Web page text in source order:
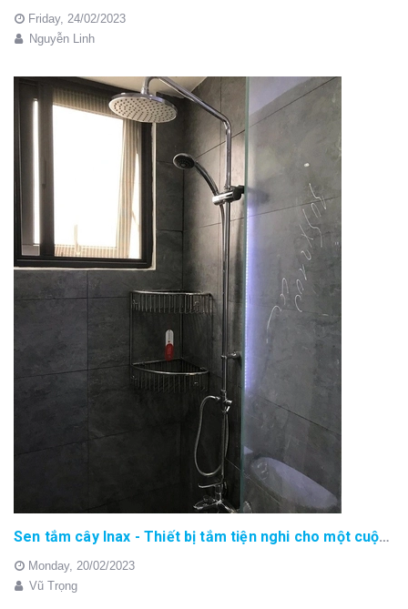
Friday, 24/02/2023
Nguyễn Linh
Sen tắm cây Inax - Thiết bị tắm tiện nghi cho một cuộc sống thoải mái
Monday, 20/02/2023
Vũ Trọng